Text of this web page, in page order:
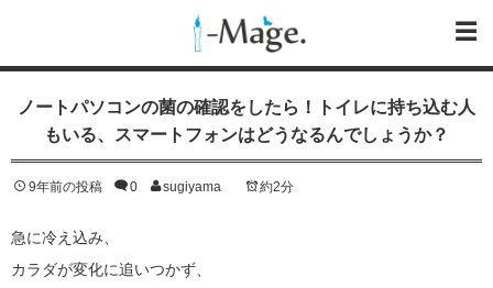
ノートパソコンの菌の確認をしたら！トイレに持ち込む人
もいる、スマートフォンはどうなるんでしょうか？
9年前の投稿 0 sugiyama 約2分
急に冷え込み、
カラダが変化に追いつかず、